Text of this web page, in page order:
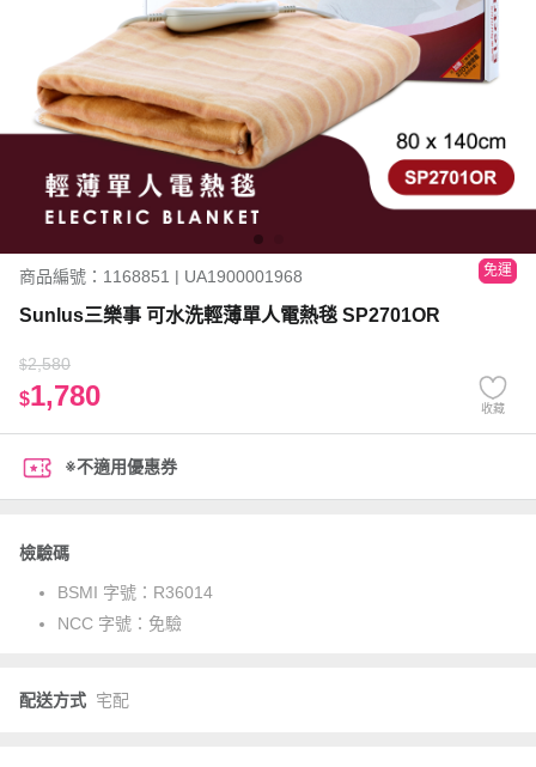
商品編號：1168851 | UA1900001968 免運
Sunlus三樂事 可水洗輕薄單人電熱毯 SP2701OR
$2,580
$1,780 收藏
※不適用優惠券
檢驗碼
BSMI 字號： R36014
NCC 字號： 免驗
配送方式 宅配